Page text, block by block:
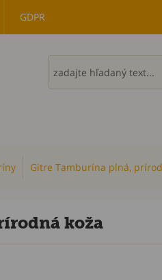
GDPR
Gitre Tamburína plná,
koža